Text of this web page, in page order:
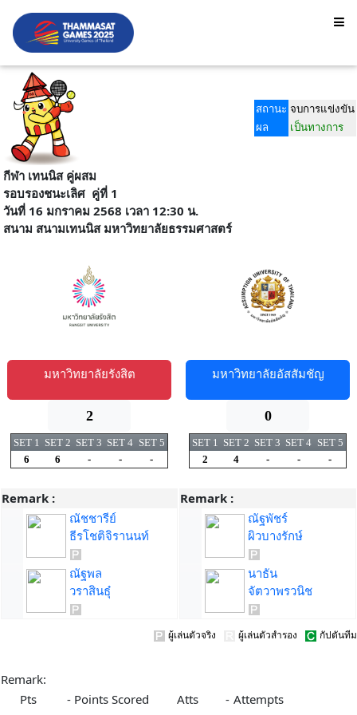
สถานะ จบการแข่งขัน
ผล
เป็นทางการ
กีฬา เทนนิส คู่ผสม
รอบรองชนะเลิศคู่ที่ 1
วันที่ 16 มกราคม 2568 เวลา 12:30 น.
สนาม สนามเทนนิส มหาวิทยาลัยธรรมศาสตร์
มหาวิทยาลัยรังสิต
2
SET 1 SET 2 SET 3 SET 4 SET 5
6
6 - - -
Remark :
ณัชชารีย์
ธีรโชติจิรานนท์
ณัฐพล
วราสินธุ๋
มหาวิทยาลัยอัสสัมชัญ
0
SET 1 SET 2 SET 3 SET 4 SET 5
2
4 - - -
Remark :
ณัฐพัชร์
ผิวบางรักษ์
นาธัน
จัตวาพรวนิช
ผู้เล่นตัวจริง ผู้เล่นตัวสำรอง กัปตันทีม
Remark:
Pts
- Points Scored Atts - Attempts